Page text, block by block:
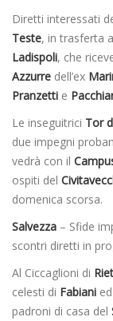
Diretti interessati
Teste, in trasferta
Ladispoli, che
Azzurre dell’ex
Pranzetti e
Le inseguitrici Tor
due impegni
vedrà con il
ospiti del
domenica scorsa.
Salvezza – Sfide
scontri diretti in
Al Ciccaglioni di
celesti di Fabiani
padroni di casa del